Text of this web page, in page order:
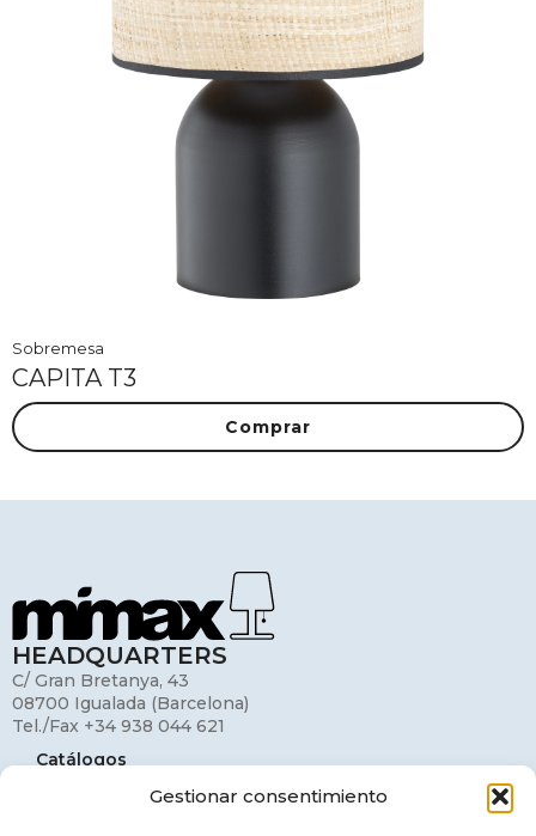
Gestionar consentimiento
Sobremesa
CAPITA T3
Comprar
HEADQUARTERS
C/ Gran Bretanya, 43
08700 Igualada (Barcelona)
Tel./Fax +34 938 044 621
Catálogos